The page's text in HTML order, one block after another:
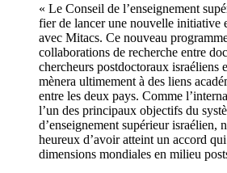
« Le Conseil de l’enseignement
fier de lancer une nouvelle initiative
avec Mitacs. Ce nouveau
collaborations de recherche entre
chercheurs postdoctoraux israéliens
mènera ultimement à des liens
entre les deux pays. Comme
l’un des principaux objectifs du
d’enseignement supérieur israélien,
heureux d’avoir atteint un accord
dimensions mondiales en milieu